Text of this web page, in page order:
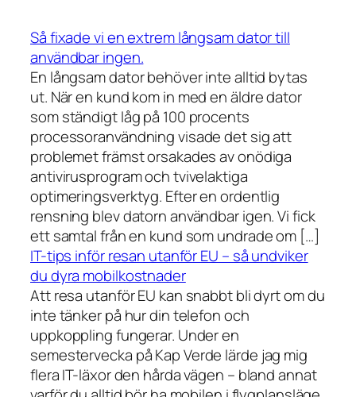
Så fixade vi en extrem långsam dator till
användbar ingen.
En långsam dator behöver inte alltid bytas
ut. När en kund kom in med en äldre dator
som ständigt låg på 100 procents
processoranvändning visade det sig att
problemet främst orsakades av onödiga
antivirusprogram och tvivelaktiga
optimeringsverktyg. Efter en ordentlig
rensning blev datorn användbar igen. Vi fick
ett samtal från en kund som undrade om […]
IT-tips inför resan utanför EU – så undviker
du dyra mobilkostnader
Att resa utanför EU kan snabbt bli dyrt om du
inte tänker på hur din telefon och
uppkoppling fungerar. Under en
semestervecka på Kap Verde lärde jag mig
flera IT-läxor den hårda vägen – bland annat